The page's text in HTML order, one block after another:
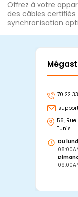
Offrez à votre
des câbles
synchronisation
70 22
56,
Tunis
Du